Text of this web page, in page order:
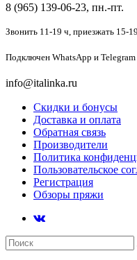
8 (965) 139-06-23, пн.-пт.
Звонить 11-19 ч, приезжать 15-
Подключен WhatsApp и Telegram
info@italinka.ru
Скидки и бонусы
Доставка и оплата
Обратная связь
Производители
Политика
Пользовательское
Регистрация
Обзоры пряжи